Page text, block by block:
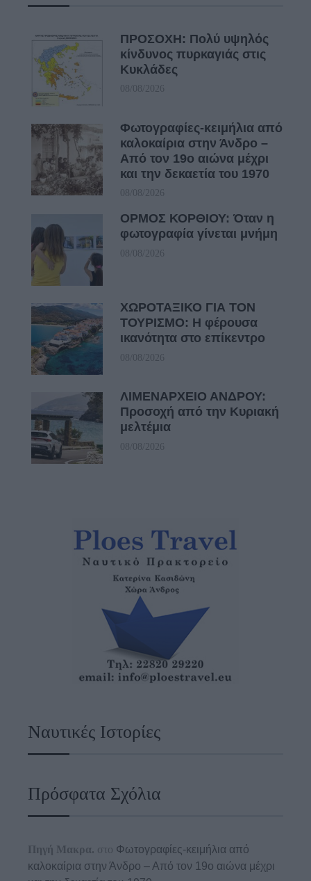
ΠΡΟΣΟΧΗ: Πολύ υψηλός
κίνδυνος πυρκαγιάς στις
Κυκλάδες
08/08/2026
Φωτογραφίες-κειμήλια από
καλοκαίρια στην Άνδρο –
Από τον 19ο αιώνα μέχρι
και την δεκαετία του 1970
08/08/2026
ΟΡΜΟΣ ΚΟΡΘΙΟΥ: Όταν η
φωτογραφία γίνεται μνήμη
08/08/2026
ΧΩΡΟΤΑΞΙΚΟ ΓΙΑ ΤΟΝ
ΤΟΥΡΙΣΜΟ: Η φέρουσα
ικανότητα στο επίκεντρο
08/08/2026
ΛΙΜΕΝΑΡΧΕΙΟ ΑΝΔΡΟΥ:
Προσοχή από την Κυριακή
μελτέμια
08/08/2026
Ναυτικές Ιστορίες
Πρόσφατα Σχόλια
Πηγή Μακρα. στο Φωτογραφίες-κειμήλια από
καλοκαίρια στην Άνδρο – Από τον 19ο αιώνα μέχρι